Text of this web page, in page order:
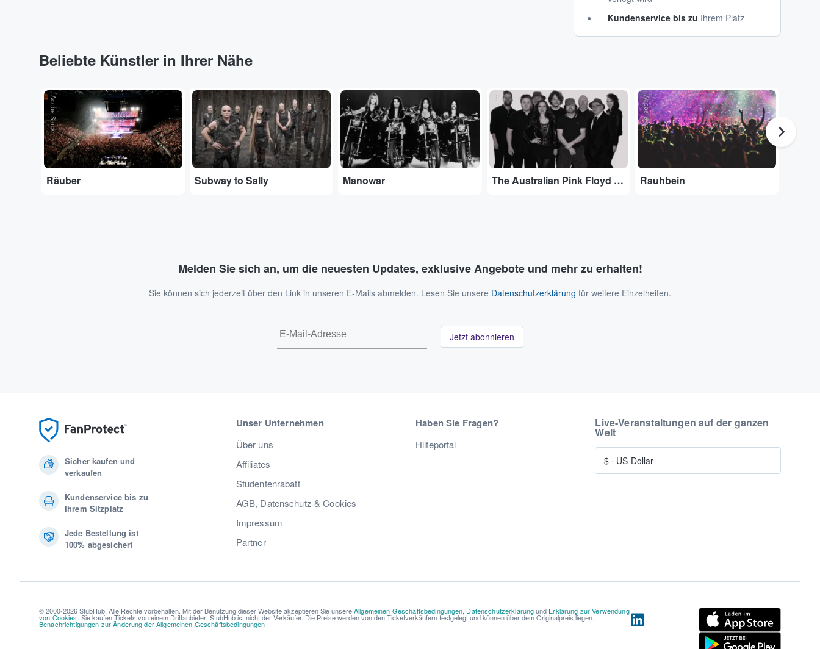
Kundenservice bis zu Ihrem Platz
Beliebte Künstler in Ihrer Nähe
Adobe Stock
Räuber
...
Subway to Sally
...
Manowar
...
The Australian Pink Floyd Show
Adobe Stock
Rauhbein
Melden Sie sich an, um die neuesten Updates, exklusive Angebote und mehr zu erhalten!
Sie können sich jederzeit über den Link in unseren E-Mails abmelden. Lesen Sie unsere Datenschutzerklärung für weitere Einzelheiten.
Jetzt abonnieren
Sicher kaufen und
verkaufen
Kundenservice bis zu
Ihrem Sitzplatz
Jede Bestellung ist
100% abgesichert
Unser Unternehmen
Über uns
Affiliates
Studentenrabatt
AGB, Datenschutz & Cookies
Impressum
Partner
Haben Sie Fragen?
Hilfeportal
Live-Veranstaltungen auf der ganzen
Welt
$ · US-Dollar
© 2000-2026 StubHub. Alle Rechte vorbehalten. Mit der Benutzung dieser Website akzeptieren Sie unsereAllgemeinen Geschäftsbedingungen Datenschutzerklärungund Erklärung zur Verwendung
von Cookies . Sie kaufen Tickets von einem Drittanbieter; StubHub ist nicht der Verkäufer. Die Preise werden von den Ticketverkäufern festgelegt und können über dem Originalpreis liegen.
Benachrichtigungen zur Änderung der Allgemeinen Geschäftsbedingungen